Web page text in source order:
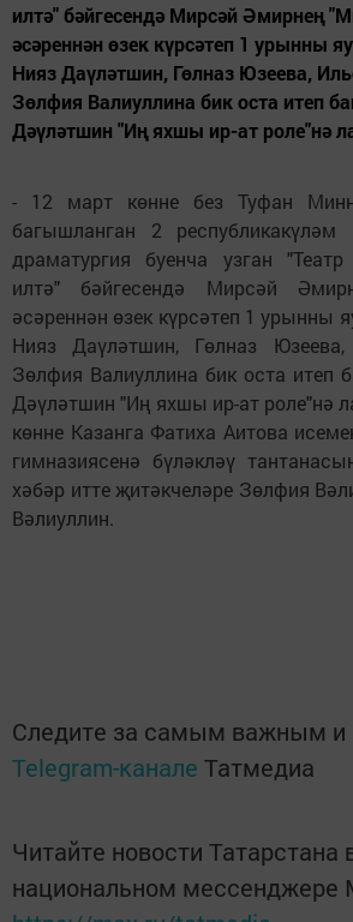
илтә" бәйгесендә Мирсәй Әмирнең
әсәреннән өзек күрсәтеп 1 урынны
Нияз Даүләтшин, Гөлназ Юзеева,
Зөлфия Валиуллина бик оста итеп
Дәүләтшин "Иң яхшы ир-ат роле"нә
- 12 март көнне без Туфан
багышланган 2 республикакүләм
драматургия буенча узган
илтә" бәйгесендә Мирсәй
әсәреннән өзек күрсәтеп 1 урынны
Нияз Даүләтшин, Гөлназ
Зөлфия Валиуллина бик оста итеп
Дәүләтшин "Иң яхшы ир-ат роле"нә
көнне Казанга Фатиха Аитова
гимназиясенә бүләкләү
хәбәр итте җитәкчеләре Зөлфия
Вәлиуллин.
Следите за самым важным и
Telegram-канале Татмедиа
Читайте новости Татарстана
национальном мессенджере